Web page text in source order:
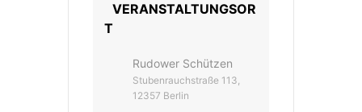
VERANSTALTUNGSOR
T
Rudower Schützen
Stubenrauchstraße 113,
12357 Berlin